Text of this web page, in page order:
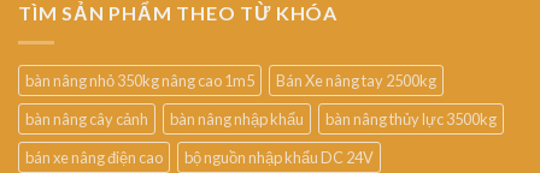
TÌM SẢN PHẨM THEO TỪ KHÓA
bàn nâng nhỏ 350kg nâng cao 1m5
Bán Xe nâng tay 2500kg
bàn nâng cây cảnh
bàn nâng nhập khẩu
bàn nâng thủy lực 3500kg
bán xe nâng điện cao
bộ nguồn nhập khẩu DC 24V